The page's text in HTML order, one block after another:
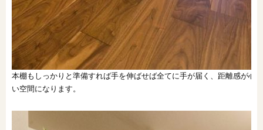
本棚もしっかりと準備すれば手を伸ばせば全てに手が届く、距離感が心
い空間になります。